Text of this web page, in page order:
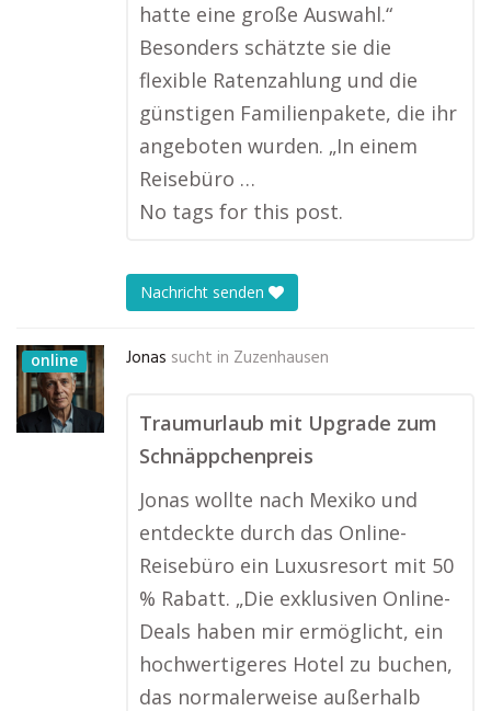
hatte eine große Auswahl.“
Besonders schätzte sie die
flexible Ratenzahlung und die
günstigen Familienpakete, die ihr
angeboten wurden. „In einem
Reisebüro …
No tags for this post.
Nachricht senden
online Jonas sucht in Zuzenhausen
Traumurlaub mit Upgrade zum
Schnäppchenpreis
Jonas wollte nach Mexiko und
entdeckte durch das Online-
Reisebüro ein Luxusresort mit 50
% Rabatt. „Die exklusiven Online-
Deals haben mir ermöglicht, ein
hochwertigeres Hotel zu buchen,
das normalerweise außerhalb